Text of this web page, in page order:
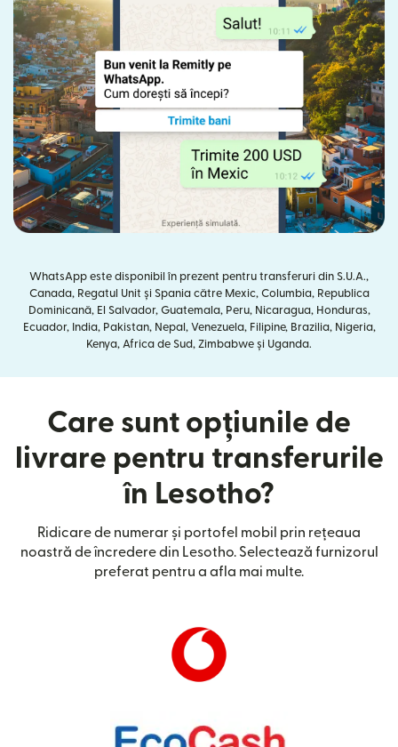
WhatsApp este disponibil în prezent pentru transferuri din S.U.A.,
Canada, Regatul Unit și Spania către Mexic, Columbia, Republica
Dominicană, El Salvador, Guatemala, Peru, Nicaragua, Honduras,
Ecuador, India, Pakistan, Nepal, Venezuela, Filipine, Brazilia, Nigeria,
Kenya, Africa de Sud, Zimbabwe și Uganda.
Care sunt opțiunile de
livrare pentru transferurile
în Lesotho?
Ridicare de numerar și portofel mobil prin rețeaua
noastră de încredere din Lesotho. Selectează furnizorul
preferat pentru a afla mai multe.